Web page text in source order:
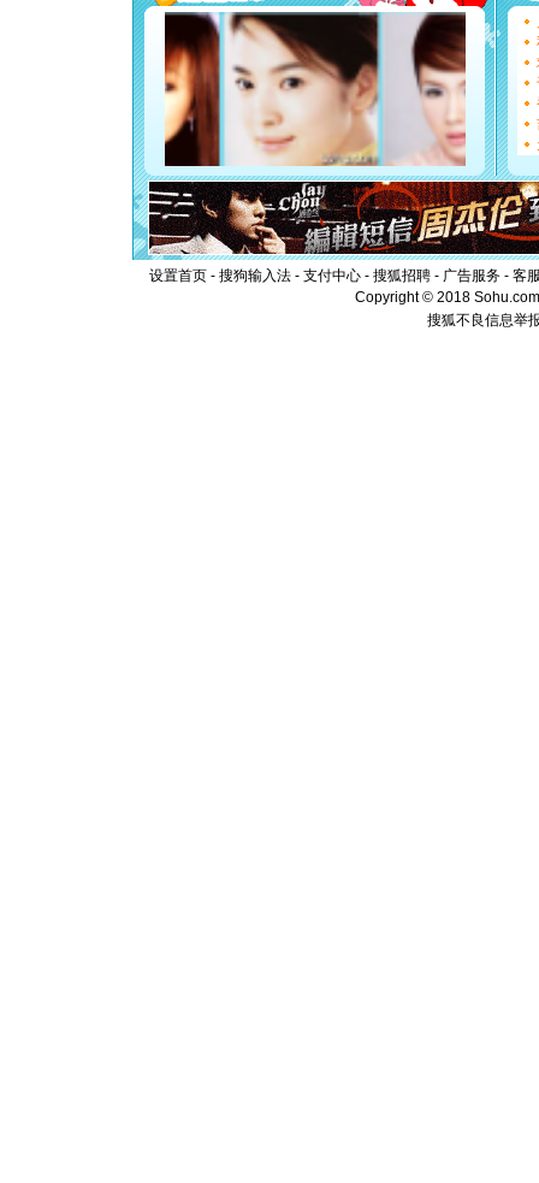
能正大
都要快乐
[圣诞节]
如意,快
[元旦]
看
断电。
你是我
[元旦] 如
起；二是
离。水晶
[元旦]当
泣，这痛
卖了。水
[春节] 风
颜！冬去
道一声平
设置首页 - 搜狗输入法 - 支付中心 - 搜狐招聘 - 广告服务 - 客
Copyright © 2018
搜狐不良信息举